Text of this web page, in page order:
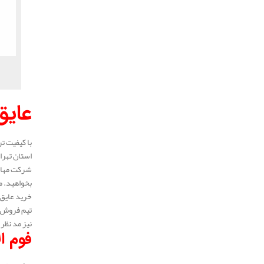
با کیفیت
استان
شرکت
خرید
تیم فروش
نیز مد
فوم